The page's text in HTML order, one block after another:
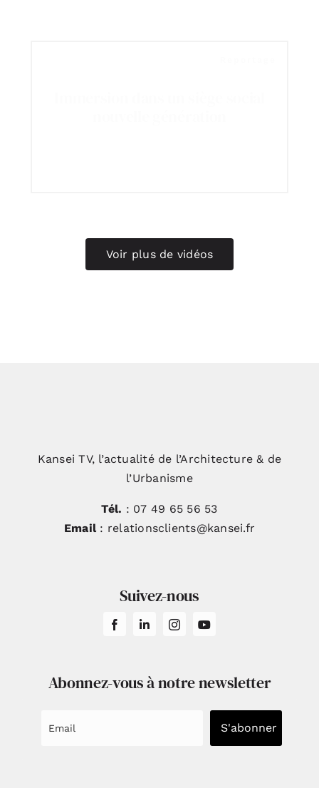
Voir plus de vidéos
Kansei TV, l’actualité de l’Architecture & de
l’Urbanisme
Tél. : 07 49 65 56 53
Email: relationsclients@kansei.fr
Suivez-nous
Abonnez-vous à notre newsletter
S'abonner